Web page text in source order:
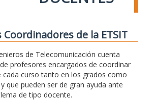
de la ETSIT
de Telecomunicación cuenta
profesores encargados de coordinar
cada curso tanto en los grados como
que pueden ser de gran ayuda ante
de tipo docente.